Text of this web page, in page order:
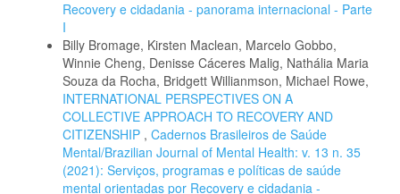
Recovery e cidadania - panorama internacional - Parte
I
Billy Bromage, Kirsten Maclean, Marcelo Gobbo,
Winnie Cheng, Denisse Cáceres Malig, Nathália Maria
Souza da Rocha, Bridgett Willianmson, Michael Rowe,
INTERNATIONAL PERSPECTIVES ON A
COLLECTIVE APPROACH TO RECOVERY AND
CITIZENSHIP , Cadernos Brasileiros de Saúde
Mental/Brazilian Journal of Mental Health: v. 13 n. 35
(2021): Serviços, programas e políticas de saúde
mental orientadas por Recovery e cidadania -